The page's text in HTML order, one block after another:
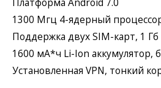
1300 Мгц 4-ядерный
Поддержка двух SIM-карт, 1
1600 мА*ч Li-Ion аккумулятор,
Установленная VPN, тонкий